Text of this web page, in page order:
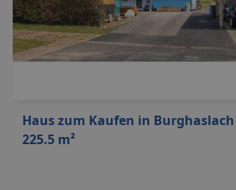
Haus zum Kaufen in Burghaslach
225.5 m²